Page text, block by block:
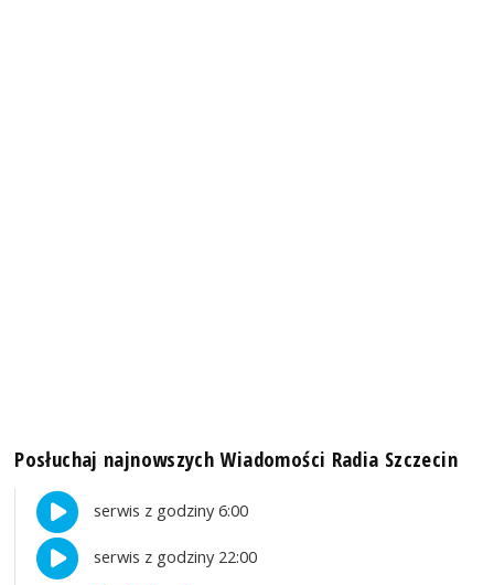
Posłuchaj najnowszych Wiadomości Radia Szczecin
serwis z godziny 6:00
serwis z godziny 22:00